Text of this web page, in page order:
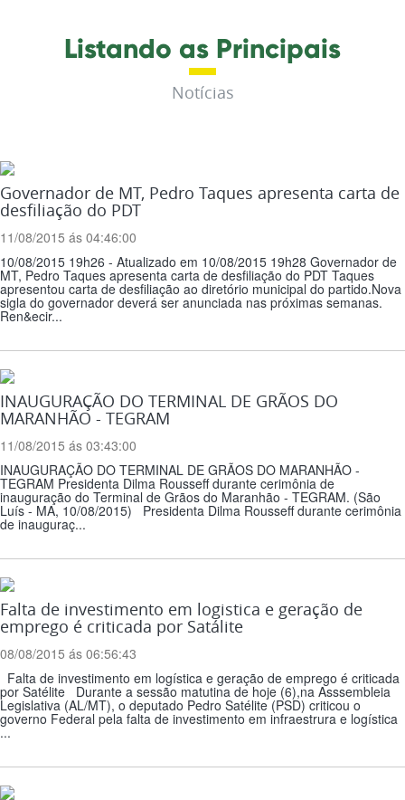
Listando as Principais
Notícias
Governador de MT, Pedro Taques apresenta carta de
desfiliação do PDT
11/08/2015 ás 04:46:00
10/08/2015 19h26 - Atualizado em 10/08/2015 19h28 Governador de
MT, Pedro Taques apresenta carta de desfiliação do PDT Taques
apresentou carta de desfiliação ao diretório municipal do partido.Nova
sigla do governador deverá ser anunciada nas próximas semanas.
Ren&ecir...
INAUGURAÇÃO DO TERMINAL DE GRÃOS DO
MARANHÃO - TEGRAM
11/08/2015 ás 03:43:00
INAUGURAÇÃO DO TERMINAL DE GRÃOS DO MARANHÃO -
TEGRAM Presidenta Dilma Rousseff durante cerimônia de
inauguração do Terminal de Grãos do Maranhão - TEGRAM. (São
Luís - MA, 10/08/2015) Presidenta Dilma Rousseff durante cerimônia
de inauguraç...
Falta de investimento em logistica e geração de
emprego é criticada por Satálite
08/08/2015 ás 06:56:43
Falta de investimento em logística e geração de emprego é criticada
por Satélite Durante a sessão matutina de hoje (6),na Asssembleia
Legislativa (AL/MT), o deputado Pedro Satélite (PSD) criticou o
governo Federal pela falta de investimento em infraestrura e logística
...